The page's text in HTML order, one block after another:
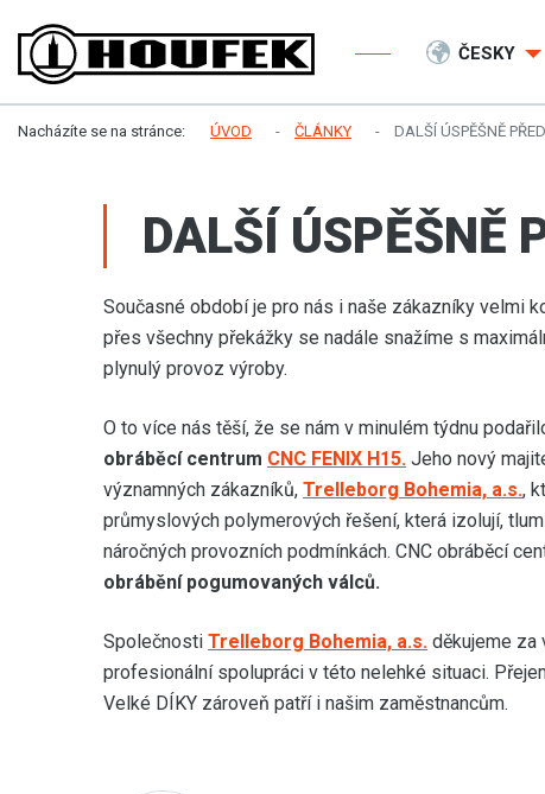
ČESKY
Nacházíte se na stránce: ÚVOD ČLÁNKY DALŠÍ ÚSPĚŠNĚ
DALŠÍ ÚSPĚŠNĚ
Současné období je pro nás i naše zákazníky velmi
přes všechny překážky se nadále snažíme s
plynulý provoz výroby.
O to více nás těší, že se nám v minulém týdnu
obráběcí centrum CNC FENIX H15. Jeho nový
významných zákazníků, Trelleborg Bohemia, a.s.,
průmyslových polymerových řešení, která izolují,
náročných provozních podmínkách. CNC obráběcí
obrábění pogumovaných válců.
Společnosti Trelleborg Bohemia, a.s. děkujeme za
profesionální spolupráci v této nelehké situaci.
Velké DÍKY zároveň patří i našim zaměstnancům.